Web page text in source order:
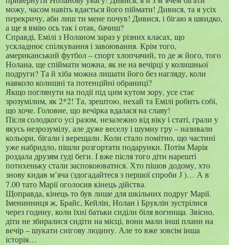
можу, часом навіть вдається його піймати! Дивися, та я усіх
перекричу, аби лиш ти мене почув! Дивися, і бігаю я швидко,
а ще я вмію ось так і отак, бачиш?
Справді, Емілі з Ноланом зараз у різних класах, що
ускладнює спілкування і завоювання. Крім того,
американський футбол – спорт хлопчачий, то де ж його, того
Нолана, ще спіймати можна, як не на вечірці у колишньої
подруги? Та й хіба можна лишати його без нагляду, коли
навколо колишні та потенційні обраниці?
Якщо поглянути на події під цим кутом зору, усе стає
зрозумілим, як 2*2! Та, зрештою, нехай та Емілі робить собі,
що хоче. Головне, що вечірка вдалася на славу!
Після солодкого усі разом, незалежно від віку і статі, грали у
якусь незрозумілу, але дуже веселу і шумну гру – називали
кольори, бігали і верещали. Коли стало помітно, що частині
уже набридло, пішли розгортати подарунки. Потім Марія
роздала друзям ґуді беги. І вже після того діти нарешті
потихеньку стали заспокоюватися. Хто пішов додому, хто
знову кидав м’яча (здогадайтеся з першої спроби J )… А в
7.00 тато Марії оголосив кінець дійства.
Щоправда, кінець то був лише для шкільних подруг Марії.
Іменинниця ж, Брайс, Кейлін, Нолан і Бруклін зустрілися
через годину, коли їхні батьки сиділи біля вогнища. Звісно,
діти не збиралися сидіти на місці, вони мали інші плани на
вечір – шукати снігову людину. Але то вже зовсім інша
історія…